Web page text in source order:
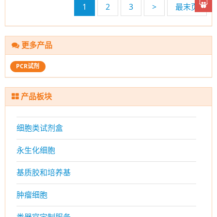
1 2 3 > 最末页
更多产品
PCR试剂
产品板块
细胞类试剂盒
永生化细胞
基质胶和培养基
肿瘤细胞